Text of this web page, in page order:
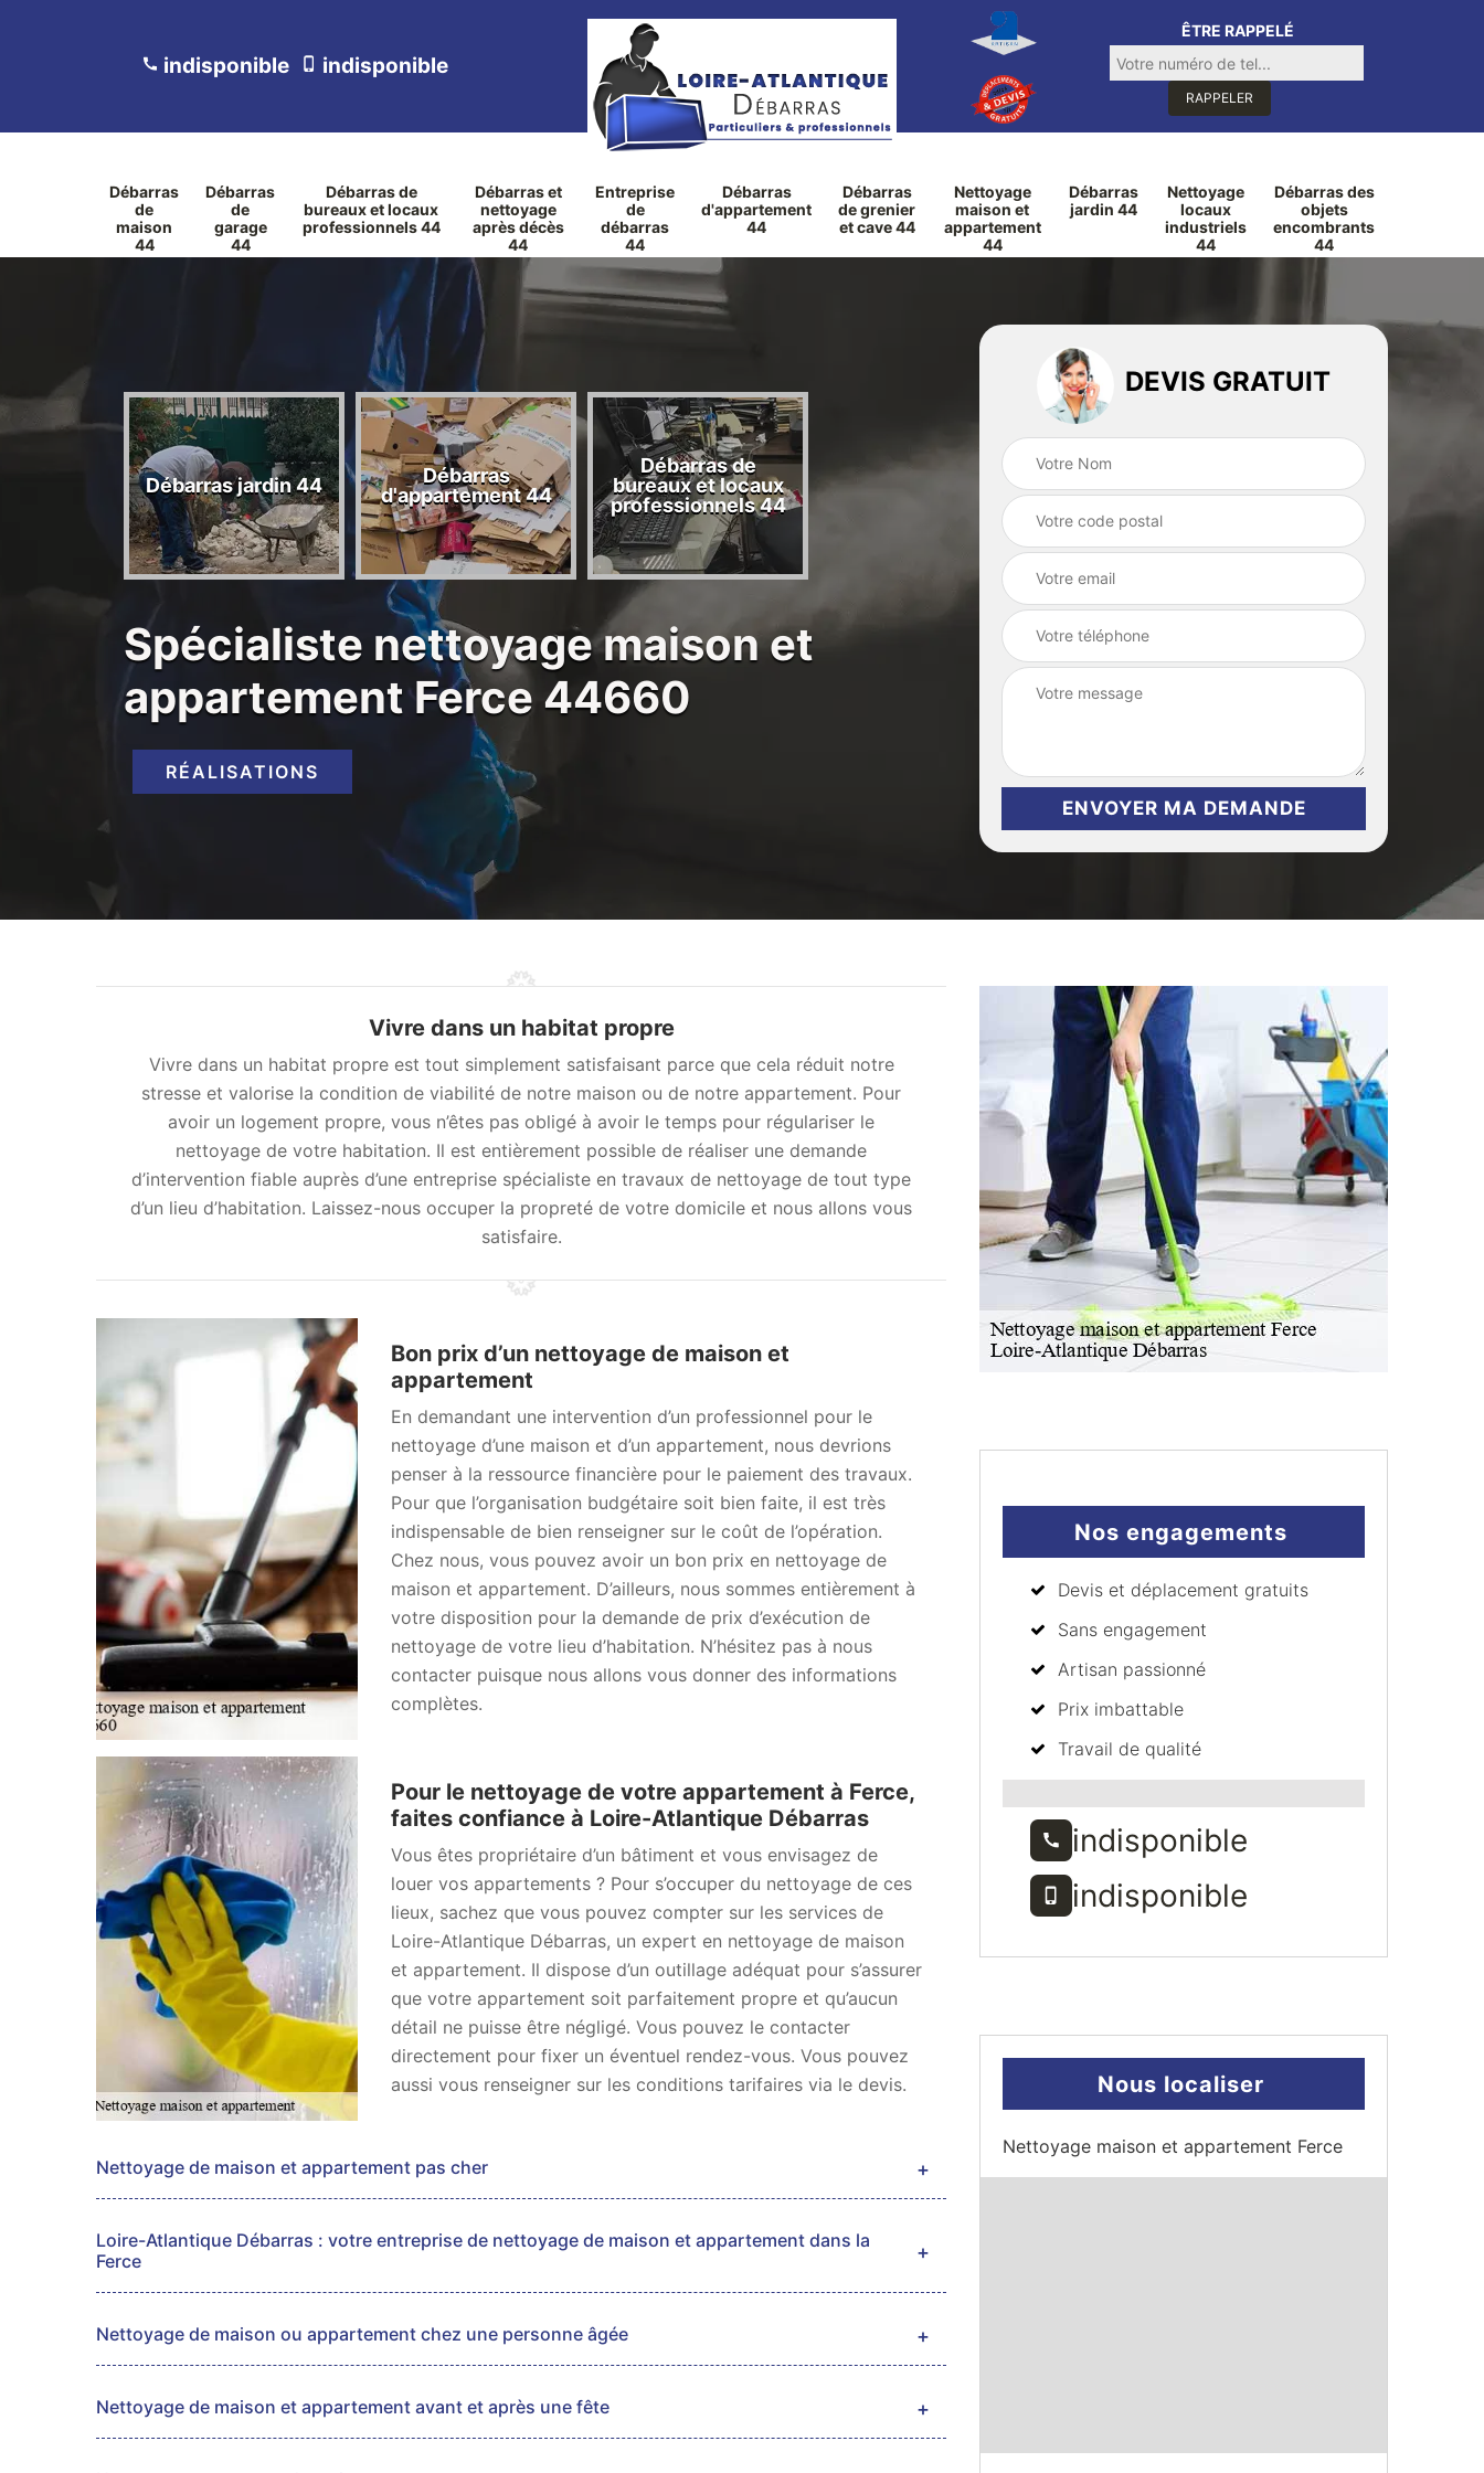
indisponible indisponible
ÊTRE RAPPELÉ
Débarras
de
maison
44
Débarras
de
garage
44
Débarras de
bureaux et locaux
professionnels 44
Débarras et
nettoyage
après décès
44
Entreprise
de
débarras
44
Débarras
d'appartement
44
Débarras
de grenier
et cave 44
Nettoyage
maison et
appartement
44
Débarras
jardin 44
Nettoyage
locaux
industriels
44
Débarras des
objets
encombrants
44
Débarras jardin 44
Débarras
d'appartement 44
Débarras de
bureaux et locaux
professionnels 44
Débarras de garage
Débarras de
grenier et cave 44
Débarras de
maison 44
Spécialiste nettoyage maison et
appartement Ferce 44660
RÉALISATIONS
DEVIS GRATUIT
Vivre dans un habitat propre
Vivre dans un habitat propre est tout simplement satisfaisant parce que cela réduit notre
stresse et valorise la condition de viabilité de notre maison ou de notre appartement. Pour
avoir un logement propre, vous n’êtes pas obligé à avoir le temps pour régulariser le
nettoyage de votre habitation. Il est entièrement possible de réaliser une demande
d’intervention fiable auprès d’une entreprise spécialiste en travaux de nettoyage de tout type
d’un lieu d’habitation. Laissez-nous occuper la propreté de votre domicile et nous allons vous
satisfaire.
Bon prix d’un nettoyage de maison et
appartement
En demandant une intervention d’un professionnel pour le
nettoyage d’une maison et d’un appartement, nous devrions
penser à la ressource financière pour le paiement des travaux.
Pour que l’organisation budgétaire soit bien faite, il est très
indispensable de bien renseigner sur le coût de l’opération.
Chez nous, vous pouvez avoir un bon prix en nettoyage de
maison et appartement. D’ailleurs, nous sommes entièrement à
votre disposition pour la demande de prix d’exécution de
nettoyage de votre lieu d’habitation. N’hésitez pas à nous
contacter puisque nous allons vous donner des informations
complètes.
Pour le nettoyage de votre appartement à Ferce,
faites confiance à Loire-Atlantique Débarras
Vous êtes propriétaire d’un bâtiment et vous envisagez de
louer vos appartements ? Pour s’occuper du nettoyage de ces
lieux, sachez que vous pouvez compter sur les services de
Loire-Atlantique Débarras, un expert en nettoyage de maison
et appartement. Il dispose d’un outillage adéquat pour s’assurer
que votre appartement soit parfaitement propre et qu’aucun
détail ne puisse être négligé. Vous pouvez le contacter
directement pour fixer un éventuel rendez-vous. Vous pouvez
aussi vous renseigner sur les conditions tarifaires via le devis.
Nettoyage de maison et appartement pas cher
Loire-Atlantique Débarras : votre entreprise de nettoyage de maison et appartement dans la
Ferce
Nettoyage de maison ou appartement chez une personne âgée
Nettoyage de maison et appartement avant et après une fête
Nos engagements
Devis et déplacement gratuits
Sans engagement
Artisan passionné
Prix imbattable
Travail de qualité
indisponible
indisponible
Nous localiser
Nettoyage maison et appartement Ferce